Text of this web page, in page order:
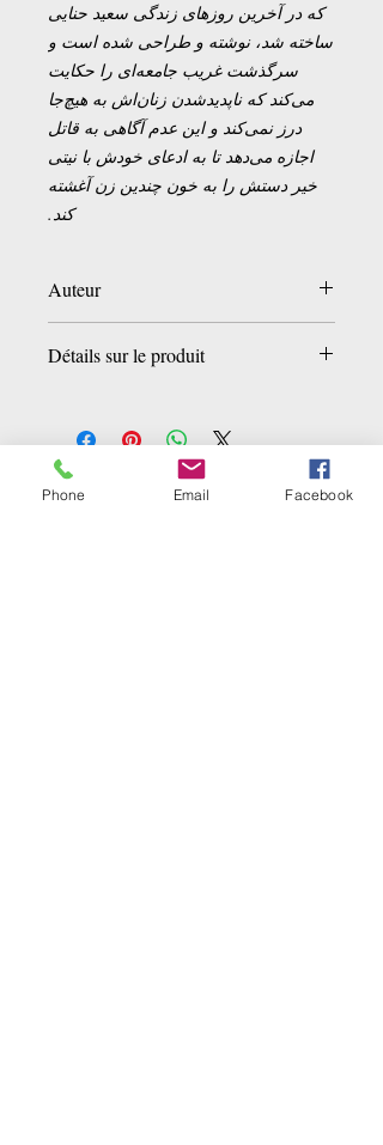
که در آخرین روزهای زندگی سعید حنایی
ساخته شد، نوشته و طراحی شده است و
سرگذشت غریب جامعه‌ای را حکایت
می‌کند که ناپدیدشدن زنان‌اش به هیچ‌جا
درز نمی‌کند و این عدم آگاهی به قاتل
اجازه می‌دهد تا به ادعای خودش با نیتی
خیر دستش را به خون چندین زن آغشته
کند.
Auteur
Détails sur le produit
Editeur : Naakojaa; Édition :
(2017)
ISBN-10: 2366123914
ISBN-13: 978-2366123913
Ähnliche Produkte
Phone Email Facebook